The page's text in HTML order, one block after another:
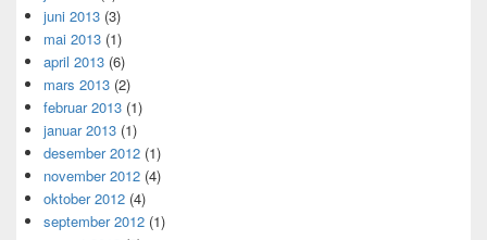
juni 2013 (3)
mai 2013 (1)
april 2013 (6)
mars 2013 (2)
februar 2013 (1)
januar 2013 (1)
desember 2012 (1)
november 2012 (4)
oktober 2012 (4)
september 2012 (1)